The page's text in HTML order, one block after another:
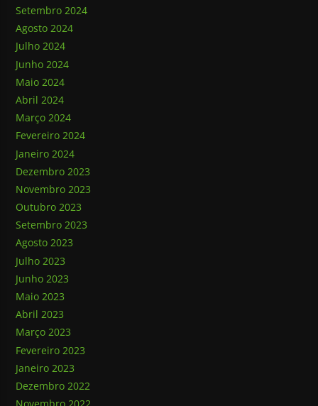
Setembro 2024
Agosto 2024
Julho 2024
Junho 2024
Maio 2024
Abril 2024
Março 2024
Fevereiro 2024
Janeiro 2024
Dezembro 2023
Novembro 2023
Outubro 2023
Setembro 2023
Agosto 2023
Julho 2023
Junho 2023
Maio 2023
Abril 2023
Março 2023
Fevereiro 2023
Janeiro 2023
Dezembro 2022